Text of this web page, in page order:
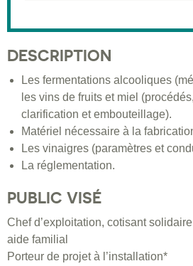
DESCRIPTION
Les fermentations alcooliques
les vins de fruits et miel
clarification et embouteillage).
Matériel nécessaire à la
Les vinaigres (paramètres et
La réglementation.
PUBLIC VISÉ
Chef d’exploitation, cotisant
aide familial
Porteur de projet à l’installation*